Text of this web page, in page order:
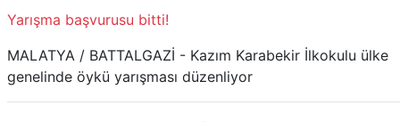
Yarışma başvurusu bitti!
MALATYA / BATTALGAZİ - Kazım Karabekir İlkokulu ülke
genelinde öykü yarışması düzenliyor